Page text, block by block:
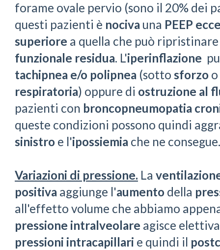
forame ovale pervio (sono il 20% dei
questi pazienti è nociva una PEEP
superiore a quella che può
funzionale residua. L'iperinflazione
tachipnea e/o polipnea (sotto sforzo
respiratoria) oppure di ostruzione al
pazienti con broncopneumopatia
queste condizioni possono quindi
sinistro e l'ipossiemia che ne consegue.
Variazioni di pressione. La
positiva aggiunge l'aumento della
all'effetto volume che abbiamo
pressione intralveolare agisce
pressioni intracapillari e quindi il